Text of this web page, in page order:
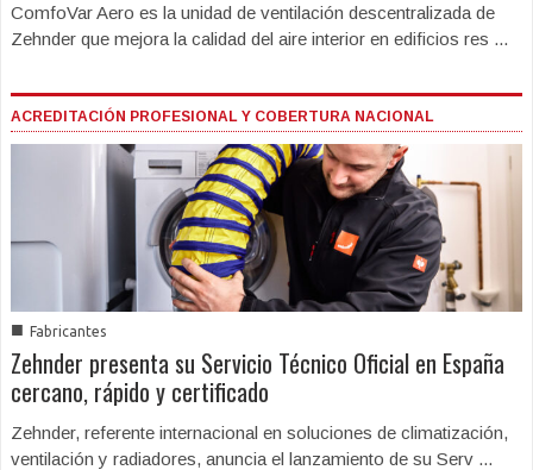
ComfoVar Aero es la unidad de ventilación descentralizada de
Zehnder que mejora la calidad del aire interior en edificios res ...
ACREDITACIÓN PROFESIONAL Y COBERTURA NACIONAL
■ Fabricantes
Zehnder presenta su Servicio Técnico Oficial en España
cercano, rápido y certificado
Zehnder, referente internacional en soluciones de climatización,
ventilación y radiadores, anuncia el lanzamiento de su Serv ...